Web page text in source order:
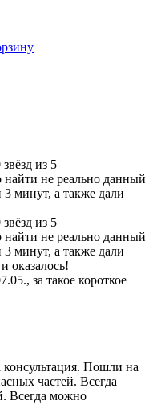
из 5
не реально данный
минут, а также дали
из 5
не реально данный
минут, а также дали
оказалось!
за такое короткое
Пошли на
частей. Всегда
Всегда можно